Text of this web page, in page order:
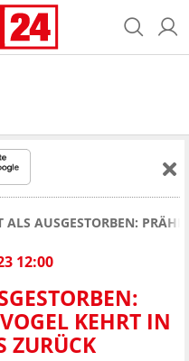
ALS AUSGESTORBEN:
12:00
KEHRT IN
ZURÜCK